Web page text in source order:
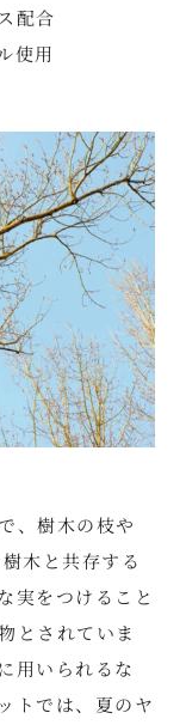
配合
使用
、樹木の枝や
木と共存する
実をつけること
とされていま
用いられるな
トでは、夏のヤ